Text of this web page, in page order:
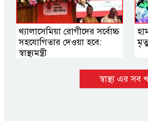
থ্যালাসেমিয়া রোগীদের সর্বোচ্চ
সহযোগিতার দেওয়া হবে:
স্বাস্থ্যমন্ত্রী
স্বাস্থ্য এর সব